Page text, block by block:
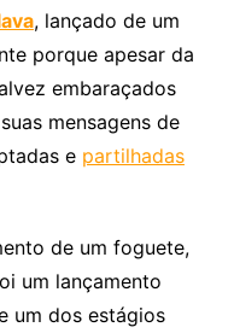
, lançado de um
porque apesar da
embaraçados
mensagens de
e partilhadas
de um foguete,
um lançamento
um dos estágios